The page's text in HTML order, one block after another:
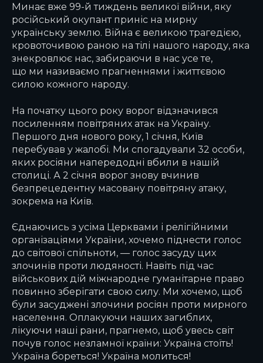
Минає вже 99-й тиждень великої війни, яку
російський окупант приніс на мирну
українську землю. Війна є великою трагедією,
кровоточивою раною на тілі нашого народу, яка
знекровлює нас, забираючи в нас усе те,
що ми називаємо прагненнями і життєвою
силою кожного народу.
На початку цього року ворог відзначився
посиленням повітряних атак на Україну.
Першого дня нового року, 1 січня, Київ
перебував у жалобі. Ми спогадували 32 особи,
яких росіяни напередодні вбили в нашій
столиці. А 2 січня ворог знову вчинив
безпрецедентну масовану повітряну атаку,
зокрема на Київ.
Єднаючись з усіма Церквами і релігійними
організаціями України, хочемо піднести голос
до світової спільноти, — голос засуду цих
злочинів проти людяності. Навіть під час
військових дій міжнародне гуманітарне право
повинно зберігати свою силу. Ми хочемо, щоб
були засуджені злочини росіян проти мирного
населення. Оплакуючи наших загиблих,
лікуючи наші рани, прагнемо, щоб увесь світ
почув голос незламної країни: Україна стоїть!
Україна бореться! Україна молиться!